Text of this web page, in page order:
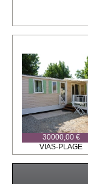
30000,00 €
VIAS-PLAGE